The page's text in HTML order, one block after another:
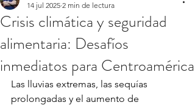
Crisis climática y seguridad
alimentaria: Desafíos
inmediatos para Centroamérica
14 jul 2025 2 min de lectura
Las lluvias extremas, las sequías
prolongadas y el aumento de